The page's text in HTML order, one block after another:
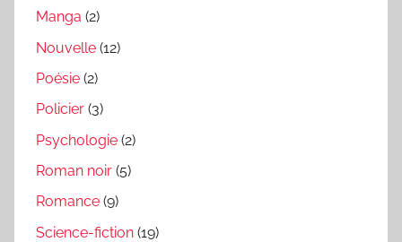
Manga (2)
Nouvelle (12)
Poésie (2)
Policier (3)
Psychologie (2)
Roman noir (5)
Romance (9)
Science-fiction (19)